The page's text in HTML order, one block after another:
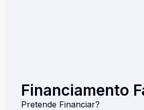
Financiamento
Pretende Financiar?